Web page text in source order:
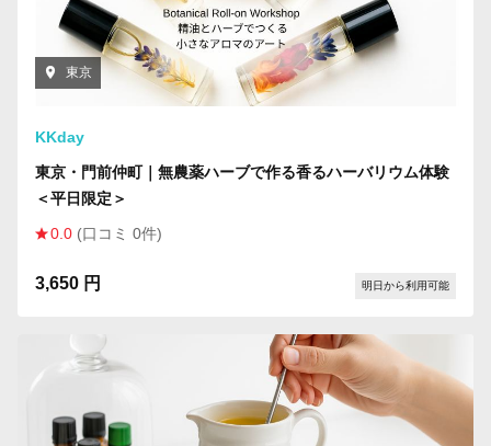
東京
KKday
東京・門前仲町｜無農薬ハーブで作る香るハーバリウム体験
＜平日限定＞
0.0 (口コミ 0件)
3,650 円 明日から利用可能